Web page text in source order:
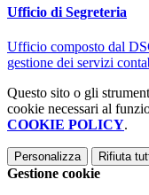
Ufficio di Segreteria
Ufficio composto dal
gestione dei servizi
Questo sito o gli
cookie necessari al
COOKIE POLICY.
Personalizza Rifiuta
Gestione cookie